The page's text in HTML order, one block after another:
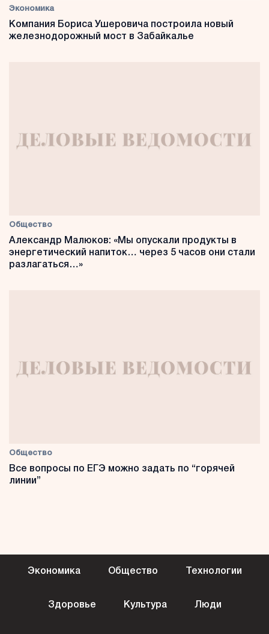
Экономика
Компания Бориса Ушеровича построила новый
железнодорожный мост в Забайкалье
Общество
Александр Малюков: «Мы опускали продукты в
энергетический напиток… через 5 часов они стали
разлагаться…»
Общество
Все вопросы по ЕГЭ можно задать по “горячей
линии”
Экономика Общество Технологии
Здоровье Культура Люди